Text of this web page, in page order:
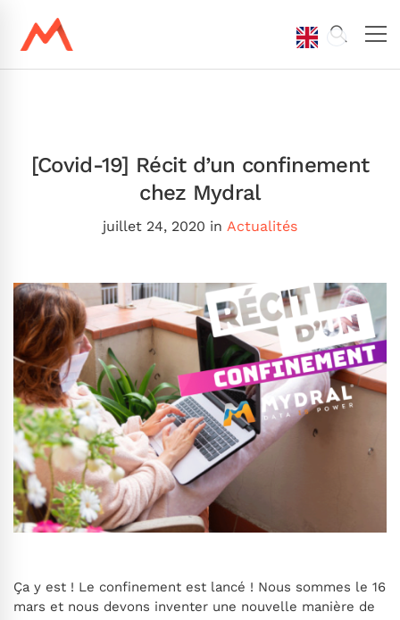
[Covid-19] Récit d’un confinement
chez Mydral
juillet 24, 2020 in Actualités
Ça y est ! Le confinement est lancé ! Nous sommes le 16
mars et nous devons inventer une nouvelle manière de